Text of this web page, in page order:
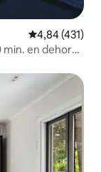
Évaluation
4,84 (431)
min. en dehors